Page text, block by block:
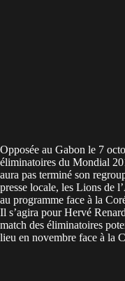
Opposée au Gabon le 7
éliminatoires du Mondial
aura pas terminé son
presse locale, les Lions de
au programme face à la
Il s’agira pour Hervé
match des éliminatoires
lieu en novembre face à la